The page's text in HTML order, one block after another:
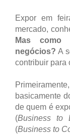
Expor em
mercado,
Mas como
negócios? A
contribuir para
basicamente
de quem é
(Business to
(Business to